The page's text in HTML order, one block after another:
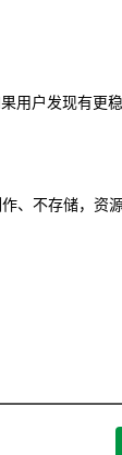
用户发现有更
、不存储，资